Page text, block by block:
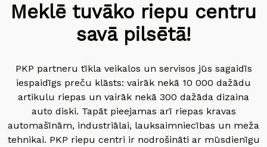
Meklē tuvāko riepu centru
savā pilsētā!
PKP partneru tīkla veikalos un servisos jūs sagaidīs
iespaidīgs preču klāsts: vairāk nekā 10 000 dažādu
artikulu riepas un vairāk nekā 300 dažāda dizaina
auto diski. Tapāt pieejamas arī riepas kravas
automašīnām, industriālai, lauksaimniecības un meža
tehnikai. PKP riepu centri ir nodrošināti ar mūsdienīgu